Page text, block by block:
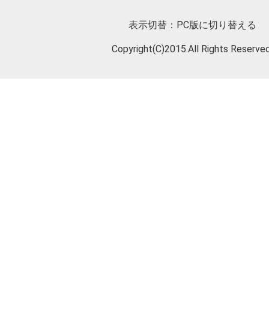
表示切替： PC版に切り替える
Copyright(C)2015.All Rights